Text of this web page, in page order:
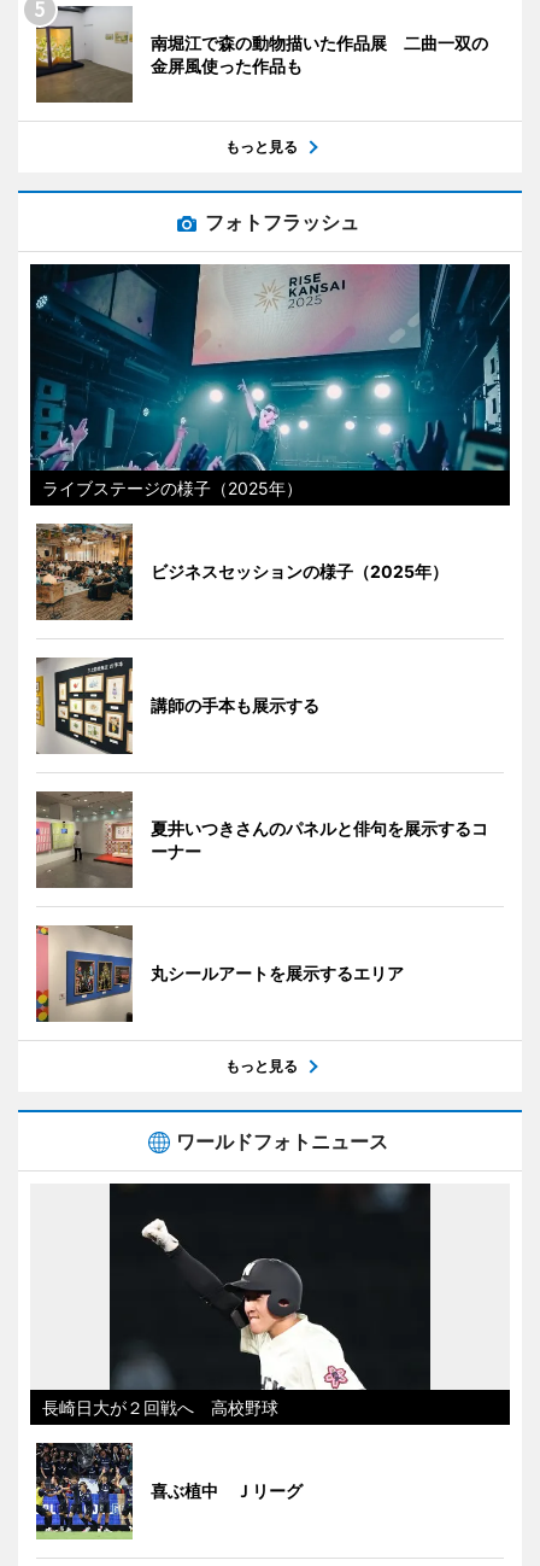
南堀江で森の動物描いた作品展 二曲一双の
金屏風使った作品も
もっと見る
フォトフラッシュ
ライブステージの様子（2025年）
ビジネスセッションの様子（2025年）
講師の手本も展示する
夏井いつきさんのパネルと俳句を展示するコ
ーナー
丸シールアートを展示するエリア
もっと見る
ワールドフォトニュース
長崎日大が２回戦へ 高校野球
喜ぶ植中 Ｊリーグ